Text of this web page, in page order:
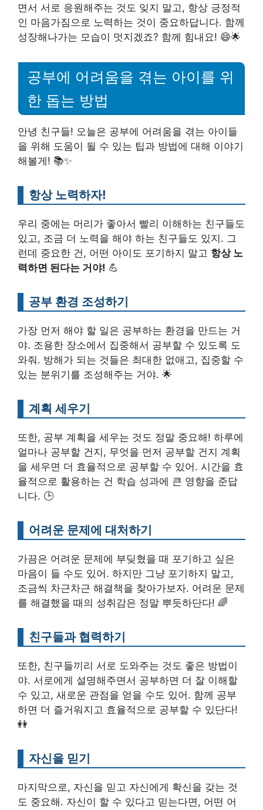
면서 서로 응원해주는 것도 잊지 말고, 항상 긍정적
인 마음가짐으로 노력하는 것이 중요하답니다. 함께
성장해나가는 모습이 멋지겠죠? 함께 힘내요! 😄🌟
공부에 어려움을 겪는 아이를 위
한 돕는 방법
안녕 친구들! 오늘은 공부에 어려움을 겪는 아이들
을 위해 도움이 될 수 있는 팁과 방법에 대해 이야기
해볼게! 📚✨
항상 노력하자!
우리 중에는 머리가 좋아서 빨리 이해하는 친구들도
있고, 조금 더 노력을 해야 하는 친구들도 있지. 그
런데 중요한 건, 어떤 아이도 포기하지 말고 항상 노
력하면 된다는 거야! 💪
공부 환경 조성하기
가장 먼저 해야 할 일은 공부하는 환경을 만드는 거
야. 조용한 장소에서 집중해서 공부할 수 있도록 도
와줘. 방해가 되는 것들은 최대한 없애고, 집중할 수
있는 분위기를 조성해주는 거야. 🌟
계획 세우기
또한, 공부 계획을 세우는 것도 정말 중요해! 하루에
얼마나 공부할 건지, 무엇을 먼저 공부할 건지 계획
을 세우면 더 효율적으로 공부할 수 있어. 시간을 효
율적으로 활용하는 건 학습 성과에 큰 영향을 준답
니다. 🕒
어려운 문제에 대처하기
가끔은 어려운 문제에 부딪혔을 때 포기하고 싶은
마음이 들 수도 있어. 하지만 그냥 포기하지 말고,
조금씩 차근차근 해결책을 찾아가보자. 어려운 문제
를 해결했을 때의 성취감은 정말 뿌듯하단다! 🌈
친구들과 협력하기
또한, 친구들끼리 서로 도와주는 것도 좋은 방법이
야. 서로에게 설명해주면서 공부하면 더 잘 이해할
수 있고, 새로운 관점을 얻을 수도 있어. 함께 공부
하면 더 즐거워지고 효율적으로 공부할 수 있단다!
👭
자신을 믿기
마지막으로, 자신을 믿고 자신에게 확신을 갖는 것
도 중요해. 자신이 할 수 있다고 믿는다면, 어떤 어